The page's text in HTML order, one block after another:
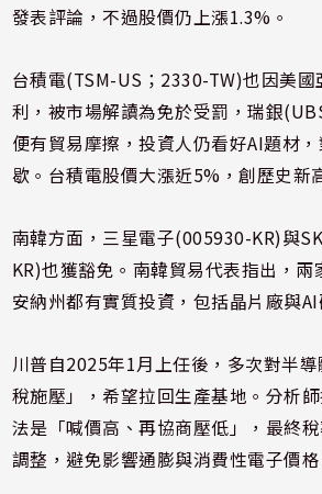
發表評論，不過股價仍上漲1.3%。
台積電(TSM-US；2330-TW)也因美國
利，被市場解讀為免於受罰，瑞銀
便有貿易摩擦，投資人仍看好AI題材
歇。台積電股價大漲近5%，創歷史新
南韓方面，三星電子(005930-KR)與
KR)也獲豁免。南韓貿易代表指出，兩
安納州都有實質投資，包括晶片廠與AI
川普自2025年1月上任後，多次對半
稅施壓」，希望拉回生產基地。分析
法是「喊價高、再協商壓低」，最終
調整，避免影響通膨與消費性電子價格